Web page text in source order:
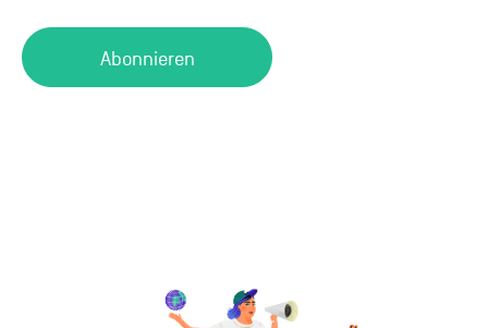
Abonnieren